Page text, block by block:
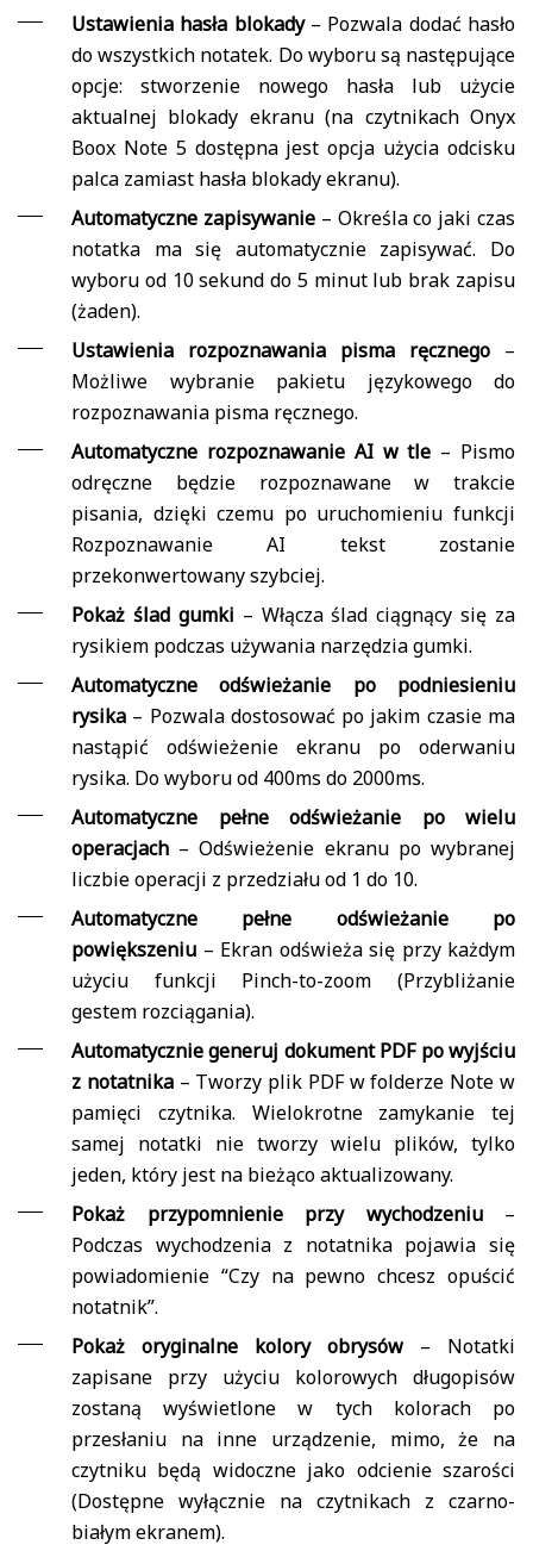
Ustawienia hasła blokady– Pozwala dodać hasło
do wszystkich notatek. Do wyboru są następujące
opcje: stworzenie nowego hasła lub użycie
aktualnej blokady ekranu (na czytnikach Onyx
Boox Note 5 dostępna jest opcja użycia odcisku
palca zamiast hasła blokady ekranu).
Automatyczne zapisywanie– Określa co jaki czas
notatka ma się automatycznie zapisywać. Do
wyboru od 10 sekund do 5 minut lub brak zapisu
(żaden).
Ustawienia rozpoznawania pisma ręcznego –
Możliwe wybranie pakietu językowego do
rozpoznawania pisma ręcznego.
Automatyczne rozpoznawanie AI w tle – Pismo
odręczne będzie rozpoznawane w trakcie
pisania, dzięki czemu po uruchomieniu funkcji
Rozpoznawanie AI tekst zostanie
przekonwertowany szybciej.
Pokaż ślad gumki – Włącza ślad ciągnący się za
rysikiem podczas używania narzędzia gumki.
Automatyczne odświeżanie po podniesieniu
rysika – Pozwala dostosować po jakim czasie ma
nastąpić odświeżenie ekranu po oderwaniu
rysika. Do wyboru od 400ms do 2000ms.
Automatyczne pełne odświeżanie po wielu
operacjach – Odświeżenie ekranu po wybranej
liczbie operacji z przedziału od 1 do 10.
Automatyczne pełne odświeżanie po
powiększeniu – Ekran odświeża się przy każdym
użyciu funkcji Pinch-to-zoom (Przybliżanie
gestem rozciągania).
Automatycznie generuj dokument PDF po wyjściu
z notatnika– Tworzy plik PDF w folderze Note w
pamięci czytnika. Wielokrotne zamykanie tej
samej notatki nie tworzy wielu plików, tylko
jeden, który jest na bieżąco aktualizowany.
Pokaż przypomnienie przy wychodzeniu–
Podczas wychodzenia z notatnika pojawia się
powiadomienie “Czy na pewno chcesz opuścić
notatnik”.
Pokaż oryginalne kolory obrysów – Notatki
zapisane przy użyciu kolorowych długopisów
zostaną wyświetlone w tych kolorach po
przesłaniu na inne urządzenie, mimo, że na
czytniku będą widoczne jako odcienie szarości
(Dostępne wyłącznie na czytnikach z czarno-
białym ekranem).